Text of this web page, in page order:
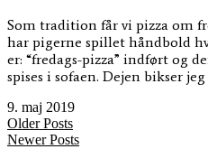
Som tradition får vi pizza om
har pigerne spillet håndbold
er: “fredags-pizza” indført og
spises i sofaen. Dejen bikser
9. maj 2019
Older Posts
Newer Posts